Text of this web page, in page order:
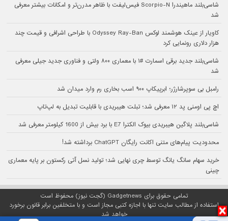
شاسی‌بلند ماهیندرا Scorpio-N فیس‌لیفت با ظاهر مدرن‌تر و امکانات بیشتر معرفی
شد
کاویار از عینک هوشمند لوکس Odyssey Ray-Ban با طراحی اشرافی و قیمت چند
هزار دلاری رونمایی کرد
شاسی‌بلند جدید برقی اسمارت #۱ با معماری ۸۰۰ ولتی و فناوری جدید جیلی معرفی
شد
رامبل بی سوپرشارژر؛ ابرپیکاپ ۹۰۰ اسب بخاری رم وارد میدان شد
اچ پی اومنی پد ۱۲ معرفی شد؛ تبلت هیبریدی با قابلیت تبدیل به لپ‌تاپ
شاسی‌بلند پلاگین هیبریدی بیوک الکترا E7 با برد بیش از 1600 کیلومتر معرفی شد
محدودیت پیام‌های متنی اکانت رایگان ChatGPT برداشته شد!
خرید سهام سانگ‌ یانگ توسط چری نهایی شد؛ تولید نسل آتی رکستون بر پایه معماری
چینی
تمامی حقوق برای Gadgetnews (گجت نیوز) محفوظ است
استفاده از مطالب سایت تنها با اجازه کتبی مجاز است و با متخلفین برابر قانون برخورد
خواهد شد